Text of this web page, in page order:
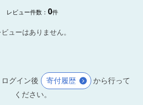
レビュー件数：0件
ビューはありません。
グイン後 寄付履歴
から行って
ください。